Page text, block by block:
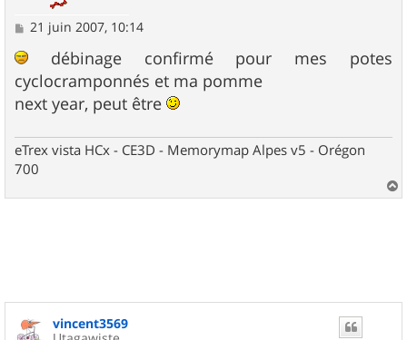
M
s
a
g
e
21 juin 2007, 10:14
débinage confirmé pour mes potes
cyclocramponnés et ma pomme
next year, peut être
eTrex vista HCx - CE3D - Memorymap Alpes v5 - Orégon
700
a
vincent3569